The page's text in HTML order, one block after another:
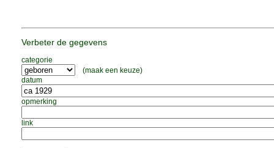
Verbeter de gegevens
categorie
(maak een keuze)
datum
opmerking
link